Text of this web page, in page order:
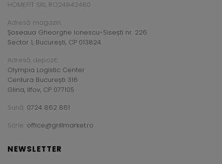
HOMEFIT SRL RO24842480
Adresă magazin:
Șoseaua Gheorghe Ionescu-Sisești nr. 226
Sector 1, București, CP 013824
Adresă depozit:
Olympia Logistic Center
Centura București 316
Glina, Ilfov, CP 077105
Sună: 0724 862 861
Scrie: office@grillmarket.ro
NEWSLETTER